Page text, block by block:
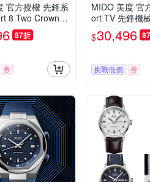
官方授權 先鋒系
8 Two Crowns
何機械腕錶 父
薦 40mm/M04
87折
券
MIDO 美度 官
ort TV 先鋒機
刻 送禮推薦-
5mm
$30,496
挑戰低價 券